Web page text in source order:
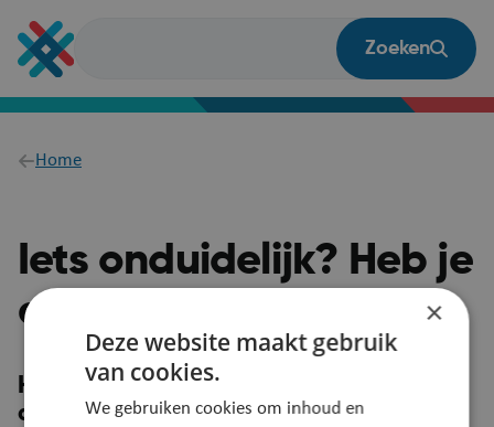
en
naar
inhoud
Zoeken
Breadcrumb
Home
Iets onduidelijk? Heb je
een vraag?
Heb je een suggestie om deze pagina
duidelijker te maken?
×
Deze website maakt gebruik
van cookies.
We gebruiken cookies om inhoud en